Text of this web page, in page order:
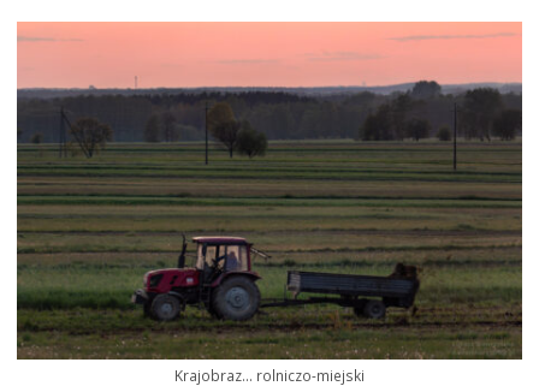
Krajobraz… rolniczo-miejski